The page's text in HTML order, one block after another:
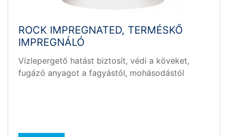
ROCK IMPREGNATED, TERMÉSKŐ
IMPREGNÁLÓ
Vízlepergető hatást biztosít, védi a köveket,
fugázó anyagot a fagyástól, mohásodástól